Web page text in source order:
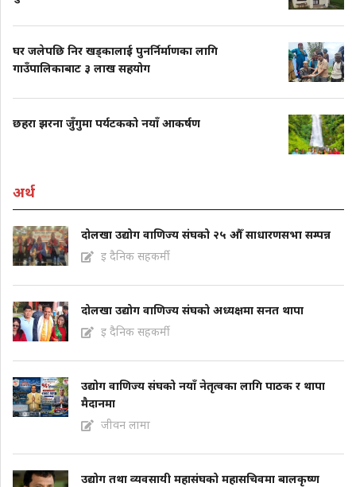
घर जलेपछि निर खड्कालाई पुनर्निर्माणका लागि
गाउँपालिकाबाट ३ लाख सहयोग
छहरा झरना जुँगुमा पर्यटकको नयाँ आकर्षण
अर्थ
दोलखा उद्योग वाणिज्य संघको २५ औँ साधारणसभा सम्पन्न
इ दैनिक सहकर्मी
दोलखा उद्योग वाणिज्य संघको अध्यक्षमा सनत थापा
इ दैनिक सहकर्मी
उद्योग वाणिज्य संघको नयाँ नेतृत्वका लागि पाठक र थापा
मैदानमा
जीवन लामा
उद्योग तथा व्यवसायी महासंघको महासचिवमा बालकृष्ण